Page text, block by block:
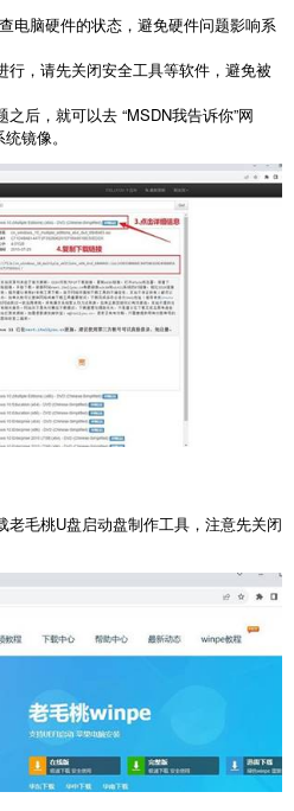
电脑硬件的状态，避免硬件问题影响系
行，请先关闭安全工具等软件，避免被
后，就可以去 “MSDN我告诉你”网
镜像。
老毛桃U盘启动盘制作工具，注意先关闭